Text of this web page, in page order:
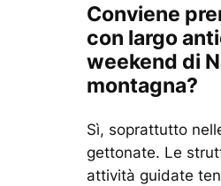
Conviene
con largo
weekend di
montagna?
Sì, soprattutto
gettonate. Le
attività guidate